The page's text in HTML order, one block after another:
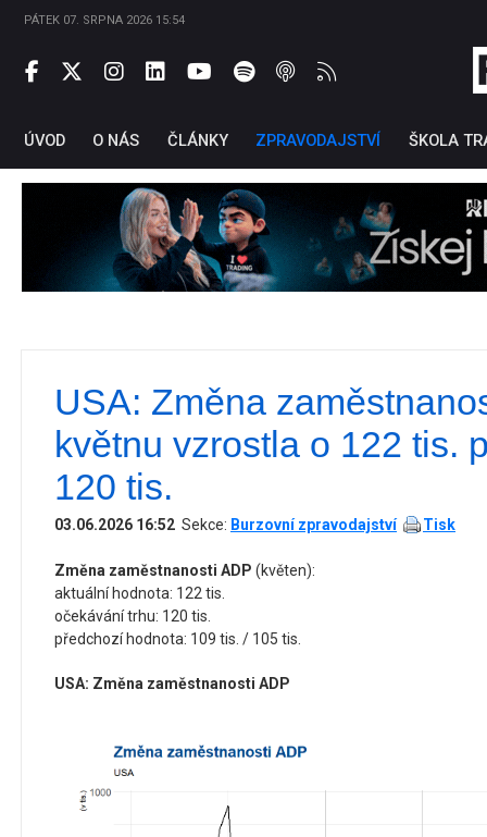
PÁTEK 07. SRPNA 2026 15:54
ÚVOD O NÁS ČLÁNKY ZPRAVODAJSTVÍ ŠKOLA
USA: Změna
květnu vzrostla o 122 tis.
120 tis.
03.06.2026 16:52 Sekce: Burzovní zpravodajství Tisk
Změna zaměstnanosti ADP (květen):
aktuální hodnota: 122 tis.
očekávání trhu: 120 tis.
předchozí hodnota: 109 tis. / 105 tis.
USA: Změna zaměstnanosti ADP